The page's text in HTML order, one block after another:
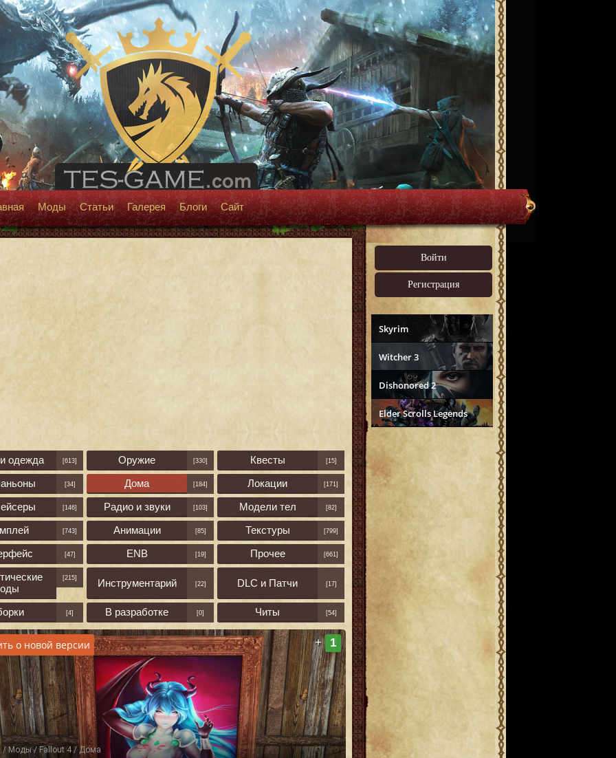
Моды Статьи Галерея Блоги Сайт
Войти
Регистрация
Skyrim
Witcher 3
Dishonored 2
Elder Scrolls Legends
одежда [613] Оружие [330] Квесты [15]
[34] Дома [184] Локации [171]
[146] Радио и звуки [103] Модели тел [82]
[743] Анимации [85] Текстуры [799]
[47] ENB [19] Прочее [661]
[215] Инструментарий [22] DLC и Патчи [17]
[4] В разработке [0] Читы [54]
/ Моды/ Fallout 4 / Дома
о новой версии + 1